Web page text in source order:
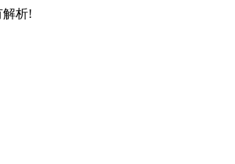
解析!